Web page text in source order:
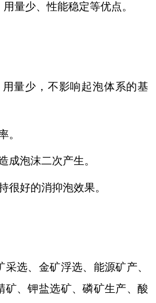
量少、性能稳定等优点。
量少，不影响起泡体系的基
。
成泡沫二次产生。
很好的消抑泡效果。
选、 金矿浮选、能源矿产、
矿、钾盐选矿、磷矿生产、酸